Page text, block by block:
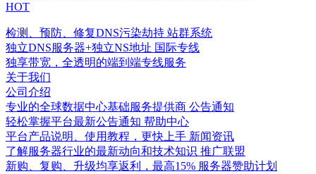
HOT
检测、预防、修复DNS污染劫持 站群系统
独立DNS服务器+独立NS地址 国际专线
独享带宽，全透明的端到端专线服务
关于我们
公司介绍
专业的全球数据中心基础服务提供商 公告通知
轻松掌握平台最新公告通知 帮助中心
平台产品说明、使用教程，更快上手 新闻资讯
了解服务器行业的最新动向和技术知识 推广联盟
新购、复购、升级均享返利，最高15% 服务器赞助计划